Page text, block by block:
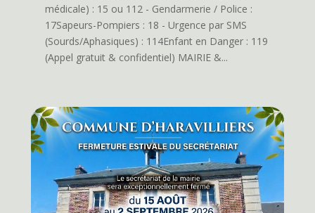
médicale) : 15 ou 112 - Gendarmerie / Police :
17Sapeurs-Pompiers : 18 - Urgence par SMS
(Sourds/Aphasiques) : 114Enfant en Danger : 119
(Appel gratuit & confidentiel) MAIRIE &...